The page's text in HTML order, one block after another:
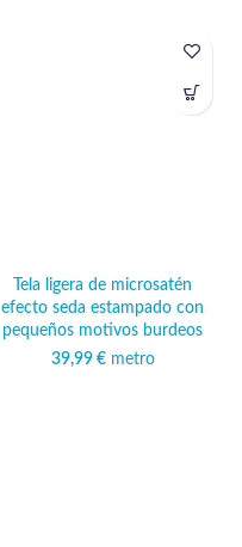
Tela ligera de microsatén
efecto seda estampado con
pequeños motivos burdeos
39,99 €metro